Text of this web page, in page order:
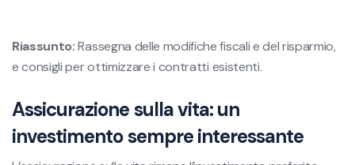
Riassunto:Rassegna delle modifiche fiscali e del risparmio,
e consigli per ottimizzare i contratti esistenti.
Assicurazione sulla vita: un
investimento sempre interessante